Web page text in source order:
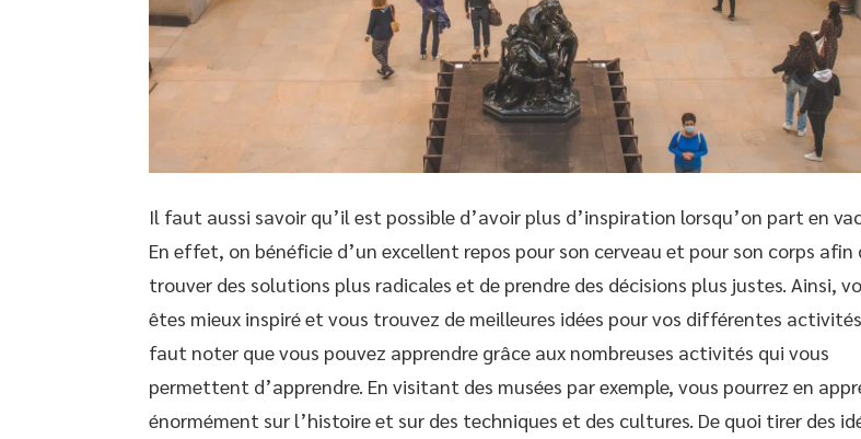
Il faut aussi savoir qu’il est possible d’avoir plus d’inspiration lorsqu’on part en
En effet, on bénéficie d’un excellent repos pour son cerveau et pour son corps afin
trouver des solutions plus radicales et de prendre des décisions plus justes. Ainsi,
êtes mieux inspiré et vous trouvez de meilleures idées pour vos différentes
faut noter que vous pouvez apprendre grâce aux nombreuses activités qui vous
permettent d’apprendre. En visitant des musées par exemple, vous pourrez en
énormément sur l’histoire et sur des techniques et des cultures. De quoi tirer des